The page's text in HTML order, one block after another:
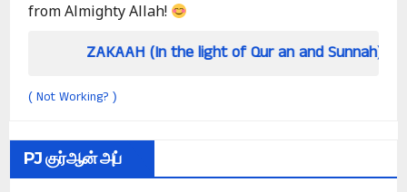
from Almighty Allah!
ZAKAAH (In the light of Qur an and Sunnah)
( Not Working? )
PJ குர்ஆன் அப்